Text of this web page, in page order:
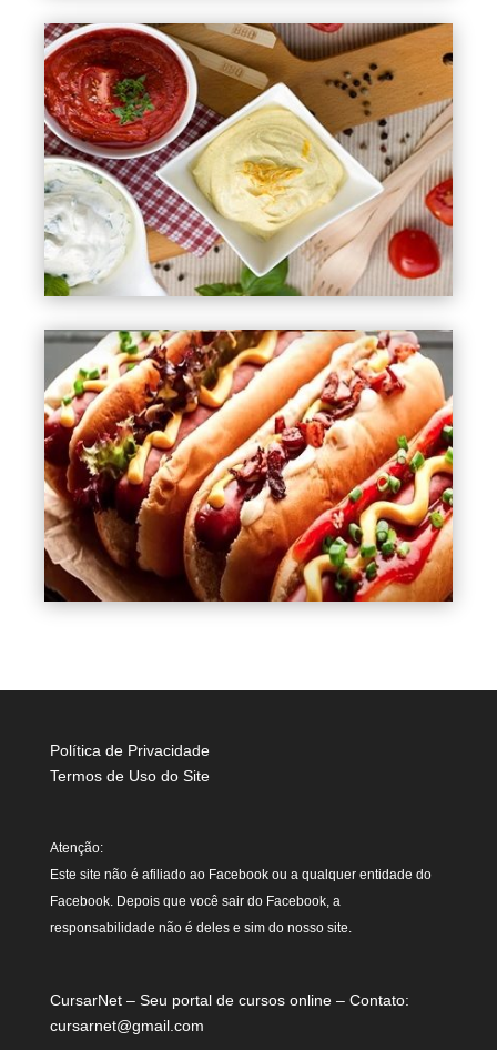
Política de Privacidade
Termos de Uso do Site
Atenção:
Este site não é afiliado ao Facebook ou a qualquer entidade do
Facebook. Depois que você sair do Facebook, a
responsabilidade não é deles e sim do nosso site.
CursarNet – Seu portal de cursos online – Contato:
cursarnet@gmail.com